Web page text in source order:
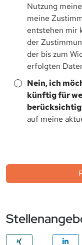
Nutzung
meine
entstehen mir
der
der bis zum
erfolgten
Nein, ich
künftig für
auf meine